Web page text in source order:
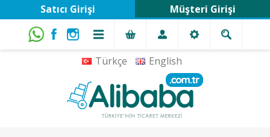
Türkçe English
Satıcı Girişi Müşteri Girişi